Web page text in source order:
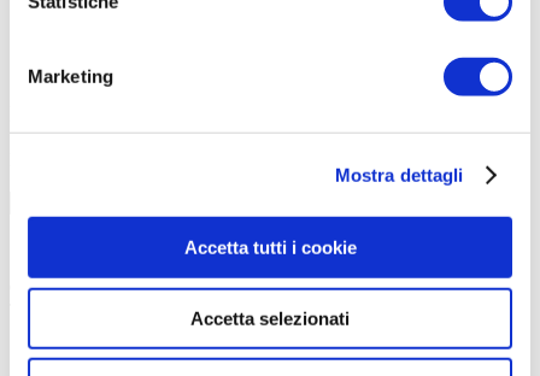
Marketing
Mostra dettagli
Accetta tutti i cookie
Accetta selezionati
Copyright © 2008-2026 Hosting NOLIMITS